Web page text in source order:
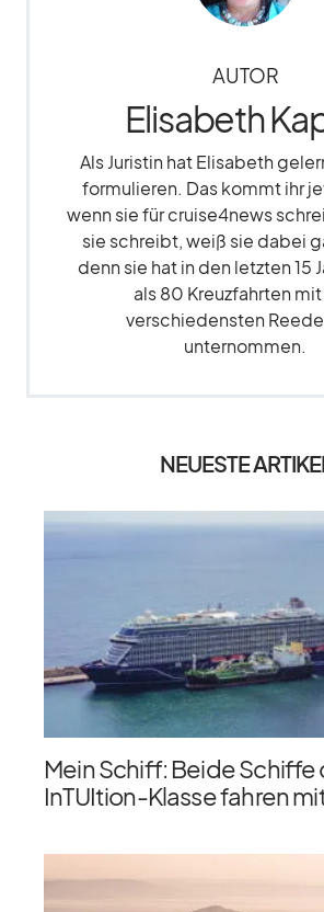
AUTOR
Elisabeth
Als Juristin hat Elisabeth
formulieren. Das kommt ihr
wenn sie für cruise4news
sie schreibt, weiß sie dabei
denn sie hat in den letzten 15
als 80 Kreuzfahrten
verschiedensten
unternommen.
NEUESTE ARTIKEL
Mein Schiff: Beide Schiffe
InTUItion-Klasse fahren